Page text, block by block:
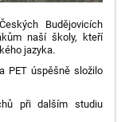
Budějovicích
naší školy, kteří
jazyka.
PET úspěšně složilo
při dalším studiu